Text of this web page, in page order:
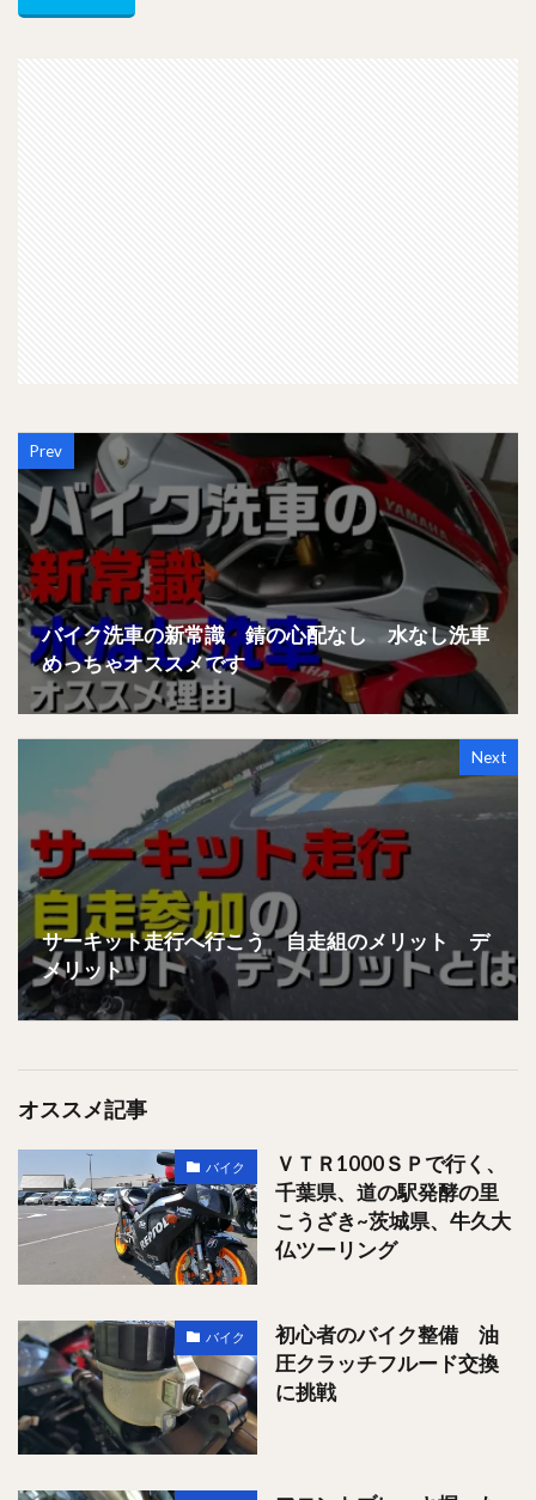
Prev
バイク洗車の新常識 錆の心配なし 水なし洗車
めっちゃオススメです
Next
サーキット走行へ行こう 自走組のメリット デ
メリット
オススメ記事
バイク
ＶＴＲ1000ＳＰで行く、
千葉県、道の駅発酵の里
こうざき~茨城県、牛久大
仏ツーリング
バイク
初心者のバイク整備 油
圧クラッチフルード交換
に挑戦